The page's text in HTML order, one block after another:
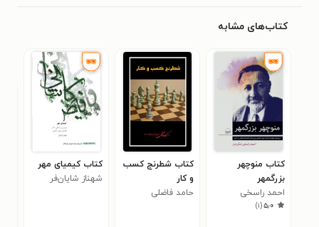
کتاب‌های مشابه
کتاب منوچهر
بزرگمهر
احمد راسخی
لنگرودی
۵٫۰(۱)
کتاب شطرنج کسب
و کار
حامد فاضلی
کتاب کیمیای مهر
شهناز شایان‌فر